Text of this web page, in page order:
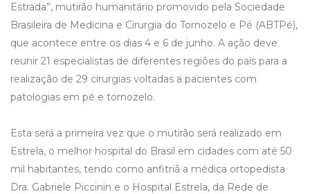
Estrada”, mutirão humanitário promovido pela Sociedade
Brasileira de Medicina e Cirurgia do Tornozelo e Pé (ABTPé),
que acontece entre os dias 4 e 6 de junho. A ação deve
reunir 21 especialistas de diferentes regiões do país para a
realização de 29 cirurgias voltadas a pacientes com
patologias em pé e tornozelo.
Esta será a primeira vez que o mutirão será realizado em
Estrela, o melhor hospital do Brasil em cidades com até 50
mil habitantes, tendo como anfitriã a médica ortopedista
Dra. Gabriele Piccinin e o Hospital Estrela, da Rede de